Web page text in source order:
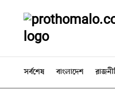
সর্বশেষ বাংলাদেশ